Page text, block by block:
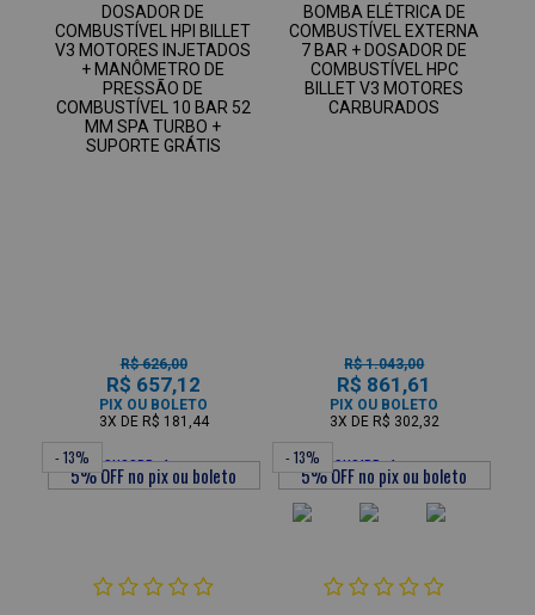
DOSADOR DE
COMBUSTÍVEL HPI BILLET
V3 MOTORES INJETADOS
+ MANÔMETRO DE
PRESSÃO DE
COMBUSTÍVEL 10 BAR 52
MM SPA TURBO +
SUPORTE GRÁTIS
R$ 626,00
R$ 657,12
PIX OU BOLETO
3X DE R$ 181,44
BOMBA ELÉTRICA DE
COMBUSTÍVEL EXTERNA
7 BAR + DOSADOR DE
COMBUSTÍVEL HPC
BILLET V3 MOTORES
CARBURADOS
R$ 1.043,00
R$ 861,61
PIX OU BOLETO
3X DE R$ 302,32
- 13% - 13%